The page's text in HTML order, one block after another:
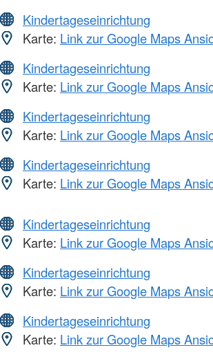
Kindertageseinrichtung
Karte: Link zur Google Maps
Kindertageseinrichtung
Karte: Link zur Google Maps
Kindertageseinrichtung
Karte: Link zur Google Maps
Kindertageseinrichtung
Karte: Link zur Google Maps
Kindertageseinrichtung
Karte: Link zur Google Maps
Kindertageseinrichtung
Karte: Link zur Google Maps
Kindertageseinrichtung
Karte: Link zur Google Maps